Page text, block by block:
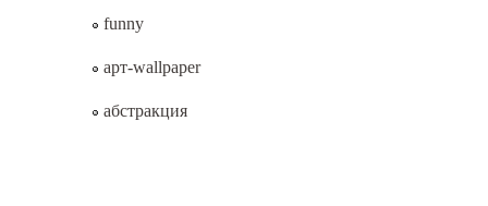
funny
арт-wallpaper
абстракция